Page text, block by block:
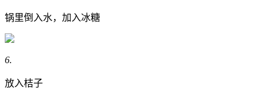
锅里倒入水，加入冰糖
6.
放入桔子